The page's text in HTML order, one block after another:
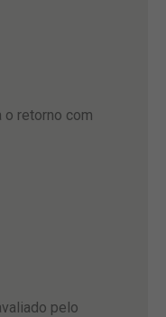
o retorno com
pelo